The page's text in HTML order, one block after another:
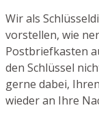
Wir als
vorstellen, wie
Postbriefkasten
den Schlüssel
gerne dabei,
wieder an Ihre